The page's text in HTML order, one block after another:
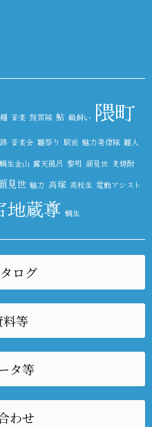
麺 音楽 鼓笛隊 鮎 鵜飼い 隈町
音楽会 雛祭り 駅前 魅力発信隊 雛人
鯛生金山 露天風呂 黎明 顔見世 麦焼酎
見世 魅力 高塚 高校生 電動アシスト
地蔵尊 鯛生
ログ
等
タ等
わせ